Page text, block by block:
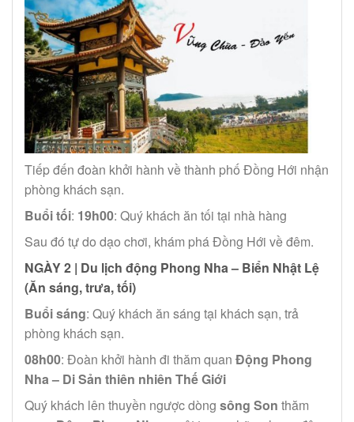
Tiếp đến đoàn khởi hành về thành phố Đồng Hới nhận
phòng khách sạn.
Buổi tối: 19h00: Quý khách ăn tối tại nhà hàng
Sau đó tự do dạo chơi, khám phá Đồng Hới về đêm.
NGÀY 2 | Du lịch động Phong Nha – Biển Nhật Lệ
(Ăn sáng, trưa, tối)
Buổi sáng: Quý khách ăn sáng tại khách sạn, trả
phòng khách sạn.
08h00: Đoàn khởi hành đi thăm quan Động Phong
Nha – Di Sản thiên nhiên Thế Giới
Quý khách lên thuyền ngược dòng sông Son thăm